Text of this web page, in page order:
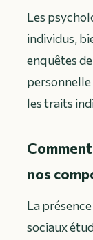
Les
individus,
enquêtes
personnelle
les traits
nos
La
sociaux